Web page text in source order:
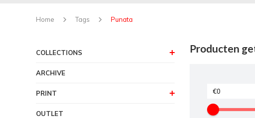
Home Tags Punata
COLLECTIONS
ARCHIVE
PRINT
OUTLET
Producten